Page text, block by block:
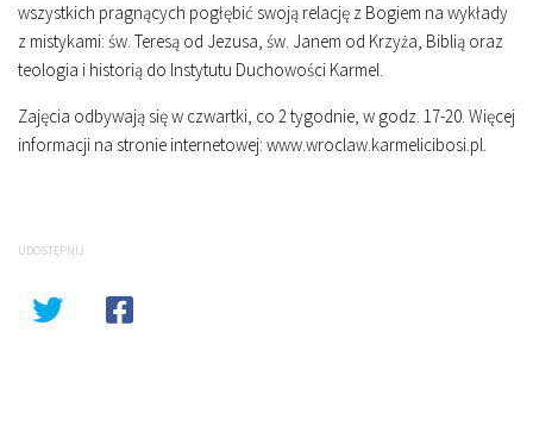
wszystkich pragnących pogłębić swoją relację z Bogiem na wykłady
z mistykami: św. Teresą od Jezusa, św. Janem od Krzyża, Biblią oraz
teologia i historią do Instytutu Duchowości Karmel.
Zajęcia odbywają się w czwartki, co 2 tygodnie, w godz. 17-20. Więcej
informacji na stronie internetowej: www.wroclaw.karmelicibosi.pl.
UDOSTĘPNIJ